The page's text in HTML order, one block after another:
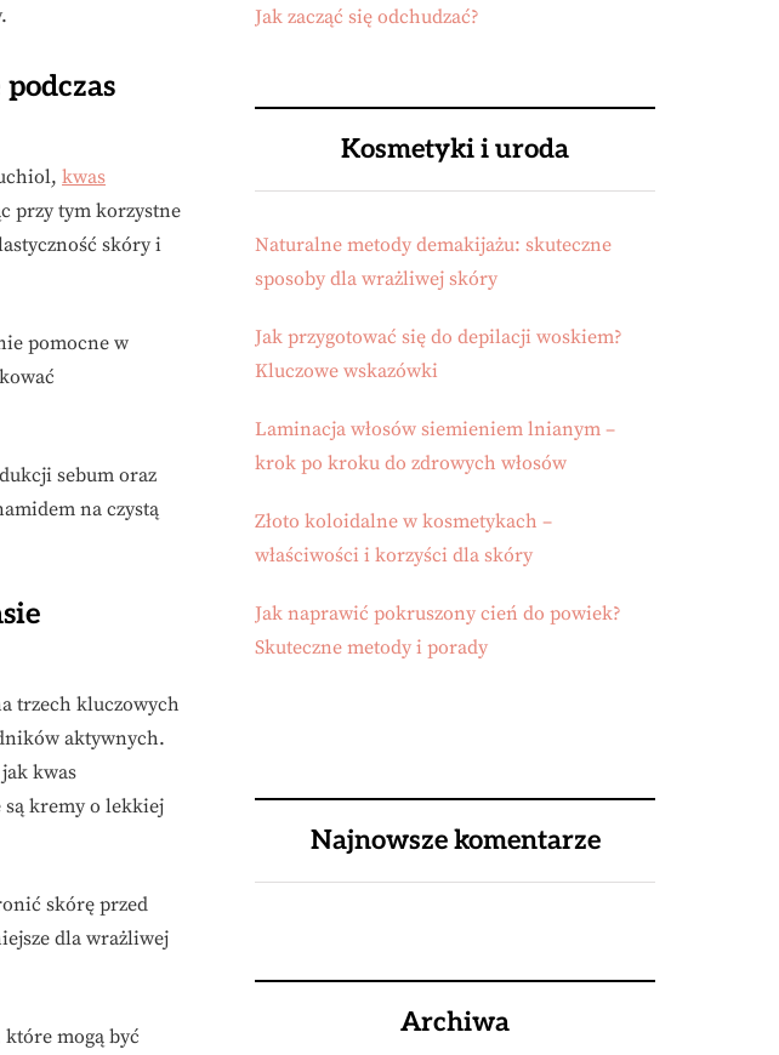
kwas
przy tym korzystne
skóry i
pomocne w
sebum oraz
na czystą
trzech kluczowych
aktywnych.
kwas
kremy o lekkiej
skórę przed
dla wrażliwej
mogą być
Jak zacząć się odchudzać?
Kosmetyki i uroda
Naturalne metody demakijażu: skuteczne
sposoby dla wrażliwej skóry
Jak przygotować się do depilacji woskiem?
Kluczowe wskazówki
Laminacja włosów siemieniem lnianym –
krok po kroku do zdrowych włosów
Złoto koloidalne w kosmetykach –
właściwości i korzyści dla skóry
Jak naprawić pokruszony cień do powiek?
Skuteczne metody i porady
Najnowsze komentarze
Archiwa